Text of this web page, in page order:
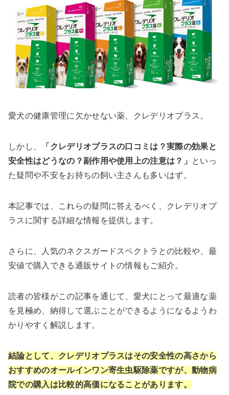
愛犬の健康管理に欠かせない薬、クレデリオプラス。
しかし、
「クレデリオプラスの口コミは？実際の効果と
安全性はどうなの？副作用や使用上の注意は？」
といっ
た疑問や不安をお持ちの飼い主さんも多いはず。
本記事では、これらの疑問に答えるべく、クレデリオプ
ラスに関する詳細な情報を提供します。
さらに、人気のネクスガードスペクトラとの比較や、最
安値で購入できる通販サイトの情報もご紹介。
読者の皆様がこの記事を通じて、愛犬にとって最適な薬
を見極め、納得して選ぶことができるようになるようわ
かりやすく解説します。
結論として、クレデリオプラスはその安全性の高さから
おすすめのオールインワン寄生虫駆除薬ですが、動物病
院での購入は比較的高価になることがあります。